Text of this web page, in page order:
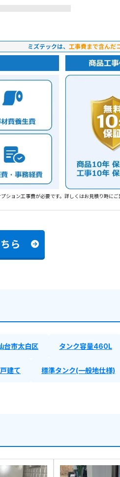
ミズテックは、 工事費まで含んだ
ション工事費が必要です。詳しくはお見積り時にご
ら
台市太白区 タンク容量460L
戸建て 標準タンク(一般地仕様)